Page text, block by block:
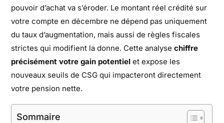
pouvoir d’achat va s’éroder. Le montant réel crédité sur
votre compte en décembre ne dépend pas uniquement
du taux d’augmentation, mais aussi de règles fiscales
strictes qui modifient la donne. Cette analysechiffre
précisément votre gain potentiel et expose les
nouveaux seuils de CSG qui impacteront directement
votre pension nette.
Sommaire